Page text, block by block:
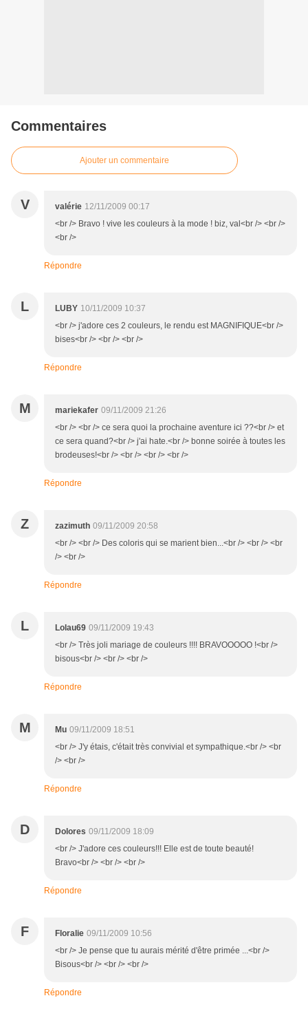
Commentaires
Ajouter un commentaire
V valérie 12/11/2009 00:17
<br /> Bravo ! vive les couleurs à la mode ! biz, val<br /> <br />
<br />
Répondre
L LUBY 10/11/2009 10:37
<br /> j'adore ces 2 couleurs, le rendu est MAGNIFIQUE<br />
bises<br /> <br /> <br />
Répondre
M mariekafer 09/11/2009 21:26
<br /> <br /> ce sera quoi la prochaine aventure ici ??<br /> et
ce sera quand?<br /> j'ai hate.<br /> bonne soirée à toutes les
brodeuses!<br /> <br /> <br /> <br />
Répondre
Z zazimuth 09/11/2009 20:58
<br /> <br /> Des coloris qui se marient bien...<br /> <br /> <br
/> <br />
Répondre
L Lolau69 09/11/2009 19:43
<br /> Très joli mariage de couleurs !!!! BRAVOOOOO !<br />
bisous<br /> <br /> <br />
Répondre
M Mu 09/11/2009 18:51
<br /> J'y étais, c'était très convivial et sympathique.<br /> <br
/> <br />
Répondre
D Dolores 09/11/2009 18:09
<br /> J'adore ces couleurs!!! Elle est de toute beauté!
Bravo<br /> <br /> <br />
Répondre
F Floralie 09/11/2009 10:56
<br /> Je pense que tu aurais mérité d'être primée ...<br />
Bisous<br /> <br /> <br />
Répondre